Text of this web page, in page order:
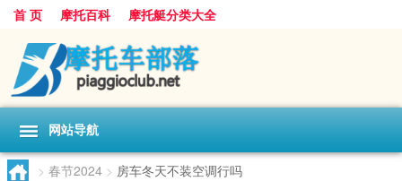
首 页 摩托百科 摩托艇分类大全
网站导航
> 春节2024 > 房车冬天不装空调行吗